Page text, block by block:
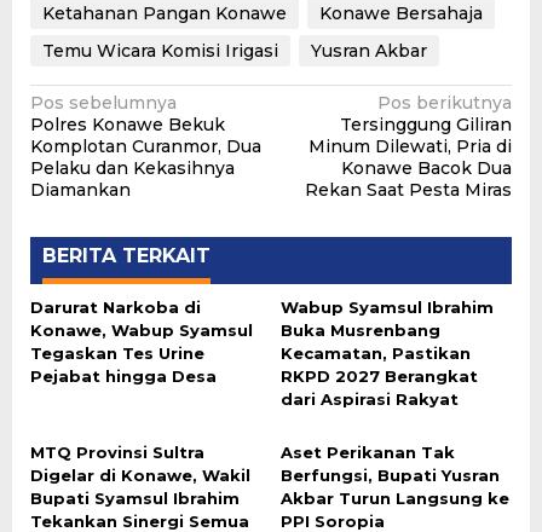
Ketahanan Pangan Konawe
Konawe Bersahaja
Temu Wicara Komisi Irigasi
Yusran Akbar
Navigasi
pos
Pos sebelumnya
Polres Konawe Bekuk
Komplotan Curanmor, Dua
Pelaku dan Kekasihnya
Diamankan
Pos berikutnya
Tersinggung Giliran
Minum Dilewati, Pria di
Konawe Bacok Dua
Rekan Saat Pesta Miras
BERITA TERKAIT
Darurat Narkoba di
Konawe, Wabup Syamsul
Tegaskan Tes Urine
Pejabat hingga Desa
Wabup Syamsul Ibrahim
Buka Musrenbang
Kecamatan, Pastikan
RKPD 2027 Berangkat
dari Aspirasi Rakyat
MTQ Provinsi Sultra
Digelar di Konawe, Wakil
Bupati Syamsul Ibrahim
Tekankan Sinergi Semua
Aset Perikanan Tak
Berfungsi, Bupati Yusran
Akbar Turun Langsung ke
PPI Soropia